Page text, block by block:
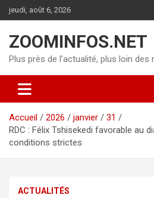
Aller
au
jeudi, août 6, 2026
ZOOMINFOS.NET
Plus près de l’actualité, plus loin des
Accueil 2026 janvier
31
RDC : Félix Tshisekedi favorable au
conditions strictes
ACTUALITÉS